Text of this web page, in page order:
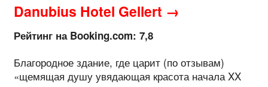
Danubius Hotel Gellert →
Рейтинг на Booking.com: 7,8
Благородное здание, где царит (по отзывам)
«щемящая душу увядающая красота начала XX